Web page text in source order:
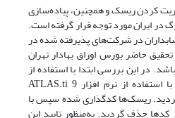
کردن ریسک و همچنین، پیاده‌سازی
ایران مورد توجه قرار گرفته است.
در ‌شرکت‌های پذیرفته شده در
حاضر بورس اوراق بهادار تهران
سال 1400 می‌باشد. در این بررسی ابتدا با استفاده از
مطالعات کتابخانه‌ای و اسناد با استفاده از نرم افزار ATLAS.ti 9
ریسک‌ها کدگذاری شده سپس با
کدها حذف گردید. ‌به‌منظور تایید این